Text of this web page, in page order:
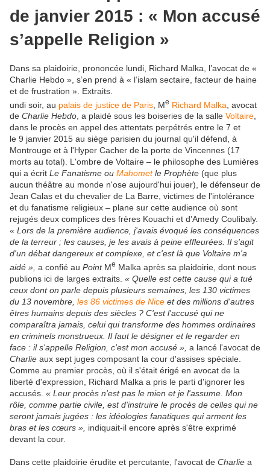
de janvier 2015 : « Mon accusé
s’appelle Religion »
Dans sa plaidoirie, prononcée lundi, Richard Malka, l’avocat de «
Charlie Hebdo », s’en prend à « l’islam sectaire, facteur de haine
et de frustration ». Extraits.
undi soir, au palais de justice de Paris , Me Richard Malka , avocat
de Charlie Hebdo, a plaidé sous les boiseries de la salle Voltaire,
dans le procès en appel des attentats perpétrés entre le 7 et
le 9 janvier 2015 au siège parisien du journal qu'il défend, à
Montrouge et à l'Hyper Cacher de la porte de Vincennes (17
morts au total). L'ombre de Voltaire – le philosophe des Lumières
qui a écrit Le Fanatisme ou Mahometle Prophète (que plus
aucun théâtre au monde n'ose aujourd'hui jouer), le défenseur de
Jean Calas et du chevalier de La Barre, victimes de l'intolérance
et du fanatisme religieux – plane sur cette audience où sont
rejugés deux complices des frères Kouachi et d'Amedy Coulibaly.
« Lors de la première audience, j'avais évoqué les conséquences
de la terreur ; les causes, je les avais à peine effleurées. Il s'agit
d'un débat dangereux et complexe, et c'est là que Voltaire m'a
aidé », a confié au Point Me Malka après sa plaidoirie, dont nous
publions ici de larges extraits. « Quelle est cette cause qui a tué
ceux dont on parle depuis plusieurs semaines, les 130 victimes
du 13 novembre, les 86 victimes de Nice et des millions d'autres
êtres humains depuis des siècles ? C'est l'accusé qui ne
comparaîtra jamais, celui qui transforme des hommes ordinaires
en criminels monstrueux. Il faut le désigner et le regarder en
face : il s'appelle Religion, c'est mon accusé », a lancé l'avocat de
Charlie aux sept juges composant la cour d'assises spéciale.
Comme au premier procès, où il s'était érigé en avocat de la
liberté d'expression, Richard Malka a pris le parti d'ignorer les
accusés. « Leur procès n'est pas le mien et je l'assume. Mon
rôle, comme partie civile, est d'instruire le procès de celles qui ne
seront jamais jugées : les idéologies fanatiques qui arment les
bras et les cœurs », indiquait-il encore après s'être exprimé
devant la cour.
Dans cette plaidoirie érudite et percutante, l'avocat de Charlie a